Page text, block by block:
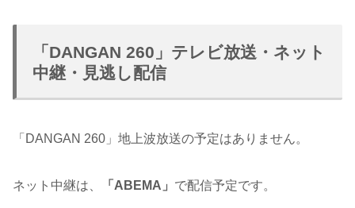
「DANGAN 260」テレビ放送・ネット
中継・見逃し配信
「DANGAN 260」地上波放送の予定はありません。
ネット中継は、 「ABEMA」 で配信予定です。